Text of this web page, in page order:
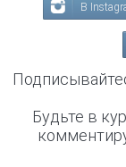
В
Будьте в